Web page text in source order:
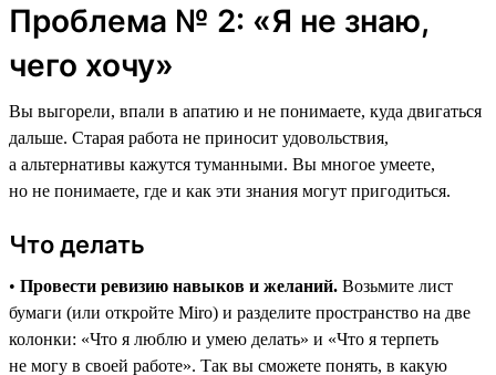
Проблема № 2: «Я не знаю,
чего хочу»
Вы выгорели, впали в апатию и не понимаете, куда двигаться
дальше. Старая работа не приносит удовольствия,
а альтернативы кажутся туманными. Вы многое умеете,
но не понимаете, где и как эти знания могут пригодиться.
Что делать
• Провести ревизию навыков и желаний. Возьмите лист
бумаги (или откройте Miro) и разделите пространство на две
колонки: «Что я люблю и умею делать» и «Что я терпеть
не могу в своей работе». Так вы сможете понять, в какую